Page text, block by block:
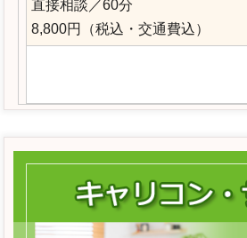
直接相談／60分
8,800円（税込・交通費込）